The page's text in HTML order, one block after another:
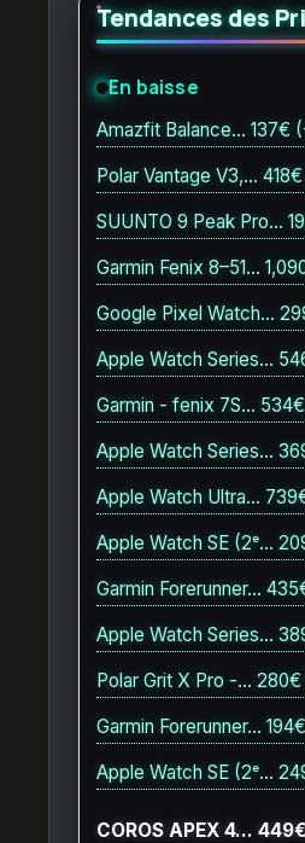
Tendances des
En baisse
Amazfit Balance… 137€
Polar Vantage V3,…
SUUNTO 9 Peak Pro…
Garmin Fenix 8–51…
Google Pixel Watch…
Apple Watch Series…
Garmin - fenix 7S…
Apple Watch Series…
Apple Watch Ultra…
Apple Watch SE (2ᵉ…
Garmin Forerunner…
Apple Watch Series…
Polar Grit X Pro -…
Garmin Forerunner…
Apple Watch SE (2ᵉ…
COROS APEX 4…